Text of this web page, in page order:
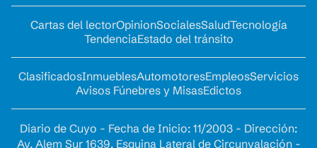
Cartas del lectorOpinionSocialesSaludTecnología
TendenciaEstado del tránsito
ClasificadosInmueblesAutomotoresEmpleosServicios
Avisos Fúnebres y MisasEdictos
Diario de Cuyo - Fecha de Inicio: 11/2003 - Dirección:
Av. Alem Sur 1639. Esquina Lateral de Circunvalación -